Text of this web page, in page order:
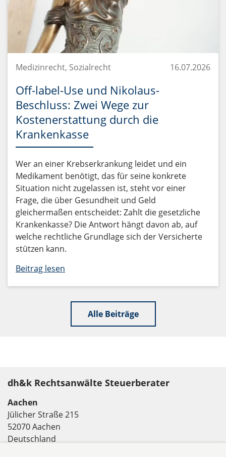
Medizinrecht, Sozialrecht 16.07.2026
Off-label-Use und Nikolaus-
Beschluss: Zwei Wege zur
Kostenerstattung durch die
Krankenkasse
Wer an einer Krebserkrankung leidet und ein
Medikament benötigt, das für seine konkrete
Situation nicht zugelassen ist, steht vor einer
Frage, die über Gesundheit und Geld
gleichermaßen entscheidet: Zahlt die gesetzliche
Krankenkasse? Die Antwort hängt davon ab, auf
welche rechtliche Grundlage sich der Versicherte
stützen kann.
Beitrag lesen
Alle Beiträge
dh&k Rechtsanwälte Steuerberater
Aachen
Jülicher Straße 215
52070 Aachen
Deutschland